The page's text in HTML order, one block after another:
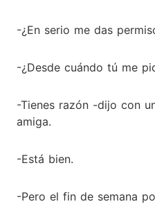
-¿En serio me das
-¿Desde cuándo tú me
-Tienes razón -dijo con
amiga.
-Está bien.
-Pero el fin de semana